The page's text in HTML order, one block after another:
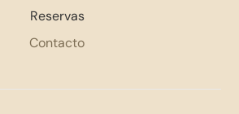
Reservas
Contacto